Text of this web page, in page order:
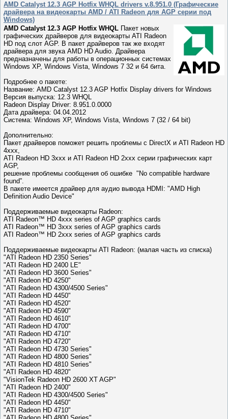
AMD Catalyst 12.3 AGP Hotfix WHQL drivers v.8.951.0 (Графические
драйвера на видеокарты AMD / ATI Radeon для AGP серии под
Windows)
AMD Catalyst 12.3 AGP Hotfix WHQL Пакет новых
графических драйверов для видеокарты ATI Radeon
HD под слот AGP. В пакет драйверов так же входят
драйвера для звука AMD HD Audio. Драйвера
предназначены для работы в операционных системах
Windows XP, Windows Vista, Windows 7 32 и 64 бита.
Подробнее о пакете:
Название: AMD Catalyst 12.3 AGP Hotfix Display drivers for Windows
Версия выпуска: 12.3 WHQL
Radeon Display Driver: 8.951.0.0000
Дата драйвера: 04.04.2012
Cистема: Windows XP, Windows Vista, Windows 7 (32 / 64 bit)
Дополнительно:
Пакет драйверов поможет решить проблемы с DirectX и ATI Radeon HD
4xxx,
ATI Radeon HD 3xxx и ATI Radeon HD 2xxx серии графических карт
AGP,
решение проблемы сообщения об ошибке "No compatible hardware
found”.
В пакете имеется драйвер для аудио вывода HDMI: "AMD High
Definition Audio Device"
Поддерживаемые видеокарты Radeon:
ATI Radeon™ HD 4xxx series of AGP graphics cards
ATI Radeon™ HD 3xxx series of AGP graphics cards
ATI Radeon™ HD 2xxx series of AGP graphics cards
Поддерживаемые видеокарты ATI Radeon: (малая часть из списка)
"ATI Radeon HD 2350 Series"
"ATI Radeon HD 2400 LE"
"ATI Radeon HD 3600 Series"
"ATI Radeon HD 4250"
"ATI Radeon HD 4300/4500 Series"
"ATI Radeon HD 4450"
"ATI Radeon HD 4520"
"ATI Radeon HD 4590"
"ATI Radeon HD 4610"
"ATI Radeon HD 4700"
"ATI Radeon HD 4710"
"ATI Radeon HD 4720"
"ATI Radeon HD 4730 Series"
"ATI Radeon HD 4800 Series"
"ATI Radeon HD 4810 Series"
"ATI Radeon HD 4820"
"VisionTek Radeon HD 2600 XT AGP"
"ATI Radeon HD 2400"
"ATI Radeon HD 4300/4500 Series"
"ATI Radeon HD 4450"
"ATI Radeon HD 4710"